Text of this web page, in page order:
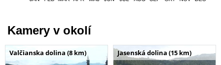
Kamery v okolí
Valčianska dolina (8 km) Jasenská dolina (15 km)